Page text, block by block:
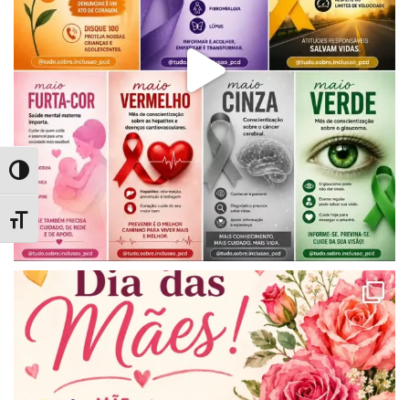
Alternar Alto Contraste
Alternar Tamanho da Fonte